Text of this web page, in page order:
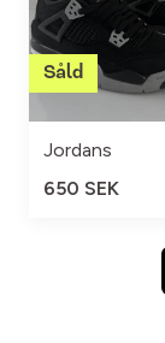
Jordans
650 SEK